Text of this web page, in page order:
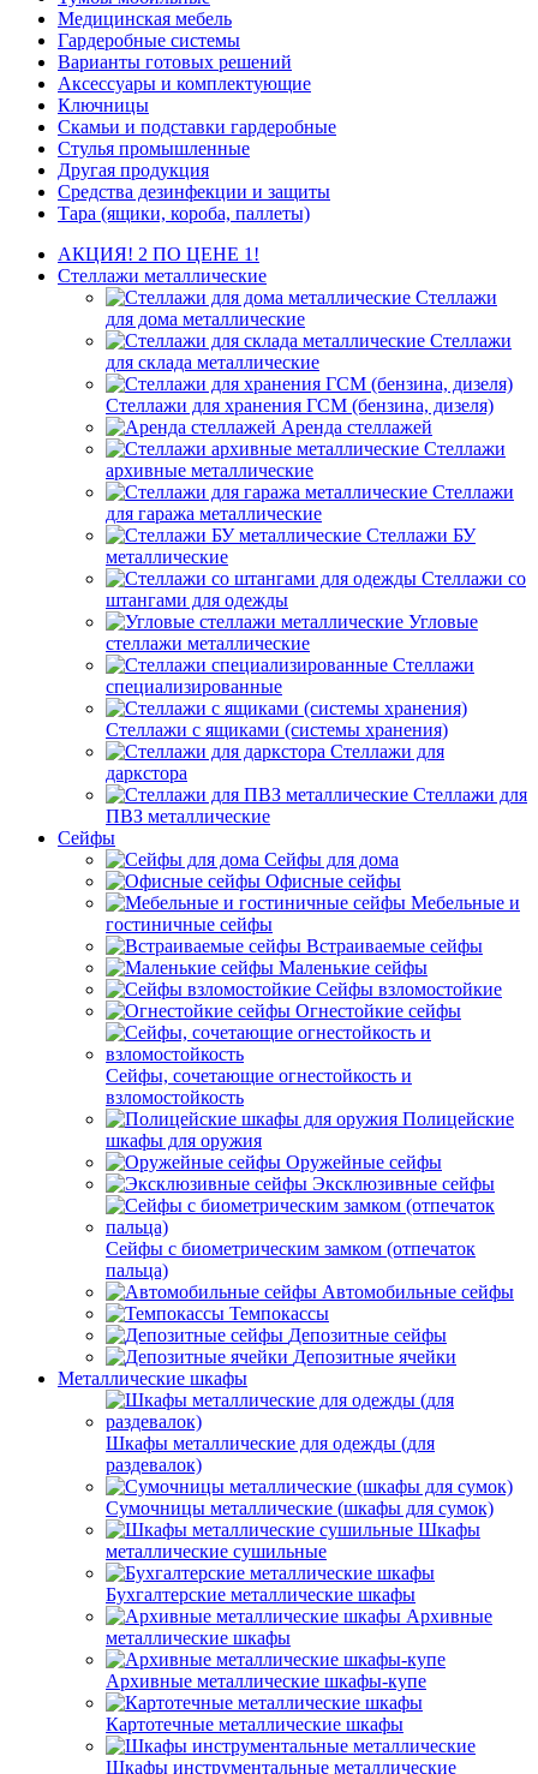
Медицинская мебель
Гардеробные системы
Варианты готовых решений
Аксессуары и комплектующие
Ключницы
Скамьи и подставки гардеробные
Стулья промышленные
Другая продукция
Средства дезинфекции и защиты
Тара (ящики, короба, паллеты)
АКЦИЯ! 2 ПО ЦЕНЕ 1!
Стеллажи металлические
Стеллажи
для дома металлические
Стеллажи
для склада металлические
Стеллажи для хранения ГСМ (бензина, дизеля)
Аренда стеллажей
Стеллажи
архивные металлические
Стеллажи
для гаража металлические
Стеллажи БУ
металлические
Стеллажи со
штангами для одежды
Угловые
стеллажи металлические
Стеллажи
специализированные
Стеллажи с ящиками (системы хранения)
Стеллажи для
даркстора
Стеллажи для
ПВЗ металлические
Сейфы
Сейфы для дома
Офисные сейфы
Мебельные и
гостиничные сейфы
Встраиваемые сейфы
Маленькие сейфы
Сейфы взломостойкие
Огнестойкие сейфы
Сейфы, сочетающие огнестойкость и
взломостойкость
Полицейские
шкафы для оружия
Оружейные сейфы
Эксклюзивные сейфы
Сейфы с биометрическим замком (отпечаток
пальца)
Автомобильные сейфы
Темпокассы
Депозитные сейфы
Депозитные ячейки
Металлические шкафы
Шкафы металлические для одежды (для
раздевалок)
Сумочницы металлические (шкафы для сумок)
Шкафы
металлические сушильные
Бухгалтерские металлические шкафы
Архивные
металлические шкафы
Архивные металлические шкафы-купе
Картотечные металлические шкафы
Шкафы инструментальные металлические